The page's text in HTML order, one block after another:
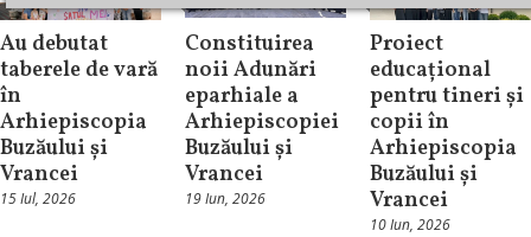
Au debutat
taberele de vară
în
Arhiepiscopia
Buzăului și
Vrancei
15 Iul, 2026
Constituirea
noii Adunări
eparhiale a
Arhiepiscopiei
Buzăului și
Vrancei
19 Iun, 2026
Proiect
educațional
pentru tineri și
copii în
Arhiepiscopia
Buzăului și
Vrancei
10 Iun, 2026